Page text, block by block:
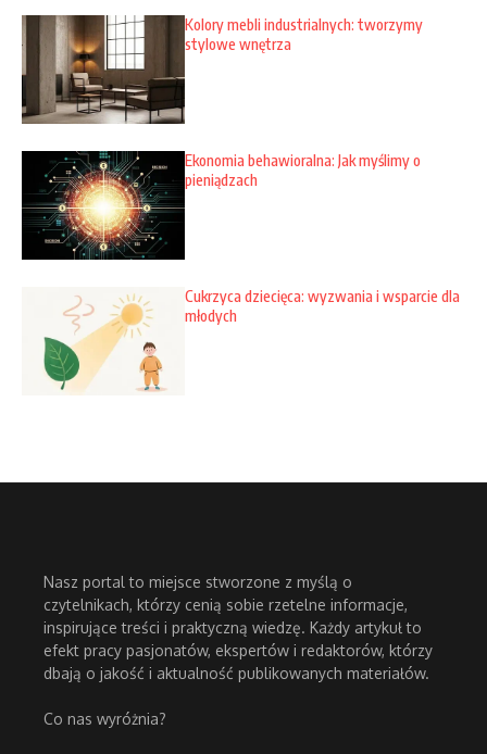
Kolory mebli industrialnych: tworzymy
stylowe wnętrza
Ekonomia behawioralna: Jak myślimy o
pieniądzach
Cukrzyca dziecięca: wyzwania i wsparcie dla
młodych
Nasz portal to miejsce stworzone z myślą o
czytelnikach, którzy cenią sobie rzetelne informacje,
inspirujące treści i praktyczną wiedzę. Każdy artykuł to
efekt pracy pasjonatów, ekspertów i redaktorów, którzy
dbają o jakość i aktualność publikowanych materiałów.
Co nas wyróżnia?